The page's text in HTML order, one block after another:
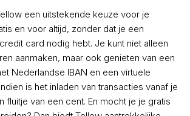
een uitstekende keuze voor je
en voor altijd, zonder dat je een
card nodig hebt. Je kunt niet alleen
aanmaken, maar ook genieten van een
Nederlandse IBAN en een virtuele
is het inladen van transacties vanaf je
fluitje van een cent. En mocht je je gratis